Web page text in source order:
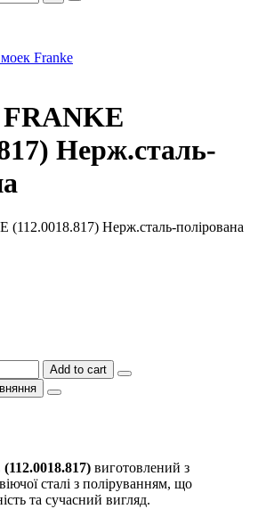
Franke
Нерж.сталь-
Add to cart
виготовлений з
сталі з поліруванням, що
та сучасний вигляд.